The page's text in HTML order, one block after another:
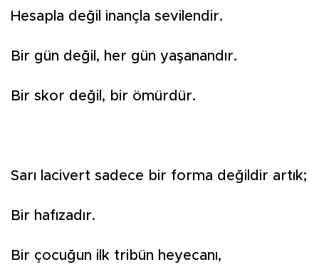
Hesapla değil inançla sevilendir.
Bir gün değil, her gün yaşanandır.
Bir skor değil, bir ömürdür.
Sarı lacivert sadece bir forma değildir artık;
Bir hafızadır.
Bir çocuğun ilk tribün heyecanı,